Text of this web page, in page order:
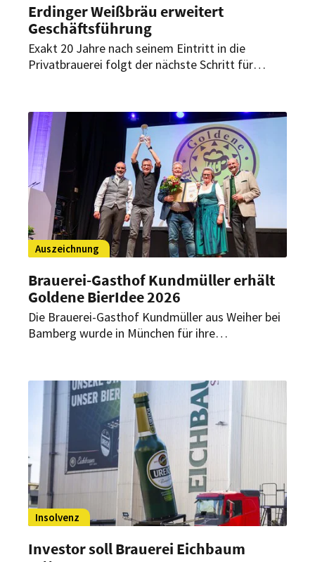
Erdinger Weißbräu erweitert
Geschäftsführung
Exakt 20 Jahre nach seinem Eintritt in die
Privatbrauerei folgt der nächste Schritt für
Organisation bei der Privatbrauerei Erdinger
Weißbräu Werner Brombach GmbH.
Auszeichnung
Brauerei-Gasthof Kundmüller erhält
Goldene BierIdee 2026
Die Brauerei-Gasthof Kundmüller aus Weiher bei
Bamberg wurde in München für ihre
Ländern und auf drei Kontinenten.
Insolvenz
Investor soll Brauerei Eichbaum